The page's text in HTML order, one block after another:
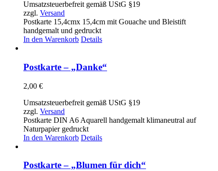
Umsatzsteuerbefreit gemäß UStG §19
zzgl. Versand
Postkarte 15,4cmx 15,4cm mit Gouache und Bleistift
handgemalt und gedruckt
In den Warenkorb Details
Postkarte – „Danke“
2,00 €
Umsatzsteuerbefreit gemäß UStG §19
zzgl. Versand
Postkarte DIN A6 Aquarell handgemalt klimaneutral auf
Naturpapier gedruckt
In den Warenkorb Details
Postkarte – „Blumen für dich“